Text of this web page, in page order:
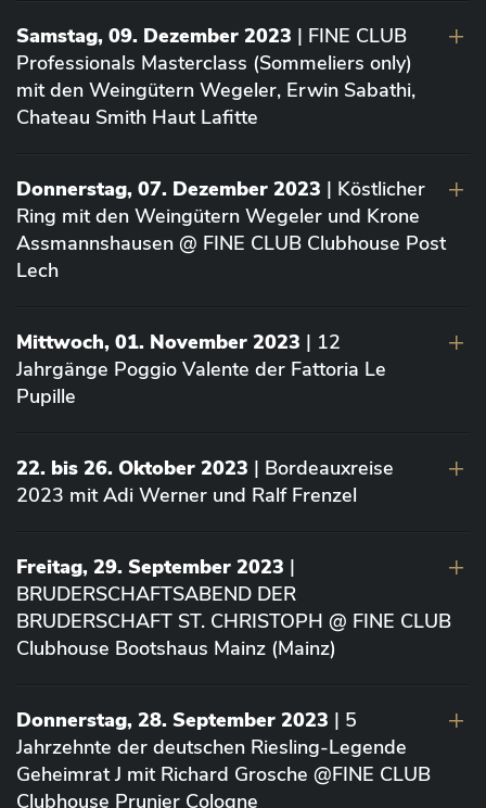
Samstag, 09. Dezember 2023 | FINE CLUB
Professionals Masterclass (Sommeliers only)
mit den Weingütern Wegeler, Erwin Sabathi,
Chateau Smith Haut Lafitte
Donnerstag, 07. Dezember 2023 | Köstlicher
Ring mit den Weingütern Wegeler und Krone
Assmannshausen @ FINE CLUB Clubhouse Post
Lech
Mittwoch, 01. November 2023 | 12
Jahrgänge Poggio Valente der Fattoria Le
Pupille
22. bis 26. Oktober 2023 | Bordeauxreise
2023 mit Adi Werner und Ralf Frenzel
Freitag, 29. September 2023 |
BRUDERSCHAFTSABEND DER
BRUDERSCHAFT ST. CHRISTOPH @ FINE CLUB
Clubhouse Bootshaus Mainz (Mainz)
Donnerstag, 28. September 2023 | 5
Jahrzehnte der deutschen Riesling-Legende
Geheimrat J mit Richard Grosche @FINE CLUB
Clubhouse Prunier Cologne